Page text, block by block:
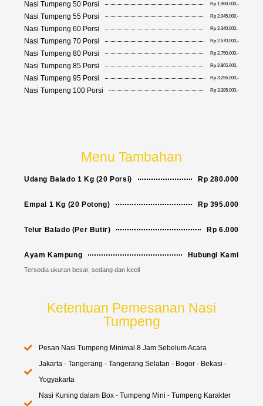
Nasi Tumpeng 50 Porsi Rp 1.960.000,-
Nasi Tumpeng 55 Porsi Rp 2.045.000,-
Nasi Tumpeng 60 Porsi Rp 2.340.000,-
Nasi Tumpeng 70 Porsi Rp 2.570.000,-
Nasi Tumpeng 80 Porsi Rp 2.750.000,-
Nasi Tumpeng 85 Porsi Rp 2.865.000,-
Nasi Tumpeng 95 Porsi Rp 3.255.000,-
Nasi Tumpeng 100 Porsi Rp 3.385.000,-
Menu Tambahan
Udang Balado 1 Kg (20 Porsi) Rp 280.000
Empal 1 Kg (20 Potong) Rp 395.000
Telur Balado (Per Butir) Rp 6.000
Ayam Kampung Hubungi Kami
Tersedia ukuran besar, sedang dan kecil
Ketentuan Pemesanan Nasi
Tumpeng
Pesan Nasi Tumpeng Minimal 8 Jam Sebelum Acara
Jakarta - Tangerang - Tangerang Selatan - Bogor - Bekasi -
Yogyakarta
Nasi Kuning dalam Box - Tumpeng Mini - Tumpeng Karakter